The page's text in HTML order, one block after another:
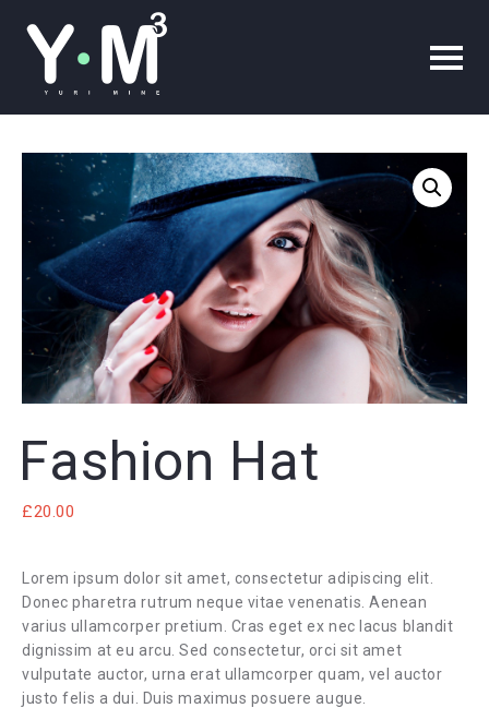
Fashion Hat
£20.00
Lorem ipsum dolor sit amet, consectetur adipiscing elit.
Donec pharetra rutrum neque vitae venenatis. Aenean
varius ullamcorper pretium. Cras eget ex nec lacus blandit
dignissim at eu arcu. Sed consectetur, orci sit amet
vulputate auctor, urna erat ullamcorper quam, vel auctor
justo felis a dui. Duis maximus posuere augue.